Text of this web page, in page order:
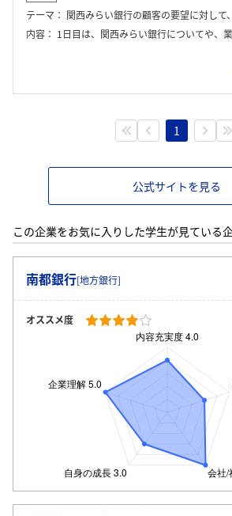
テーマ： 関西みらい銀行の顧客の要望に対して、最大限の価値を提
内容： 1日目は、関西みらい銀行についてや、業務内容についての説明があり、理解を深めた。そのご課題が提示されて、グループ内で話し合った。 2日目は、グループで結論を
1
公式サイトを見る
この企業をお気に入りした学生が見ている
南都銀行[地方銀行]
オススメ度